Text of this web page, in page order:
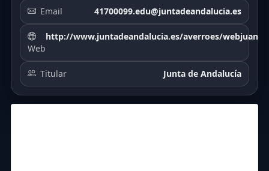
Email 41700099.edu@juntadeandalucia.es
Web
http://www.juntadeandalucia.es/averroes/
Titular Junta de Andalucía